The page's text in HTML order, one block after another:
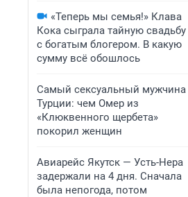
«Теперь мы семья!» Клава
Кока сыграла тайную свадьбу
с богатым блогером. В какую
сумму всё обошлось
Самый сексуальный мужчина
Турции: чем Омер из
«Клюквенного щербета»
покорил женщин
Авиарейс Якутск — Усть-Нера
задержали на 4 дня. Сначала
была непогода, потом